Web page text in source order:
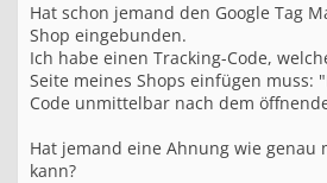
Hat schon jemand den Google Tag
Shop eingebunden.
Ich habe einen Tracking-Code,
Seite meines Shops einfügen muss:
Code unmittelbar nach dem
Hat jemand eine Ahnung wie genau
kann?